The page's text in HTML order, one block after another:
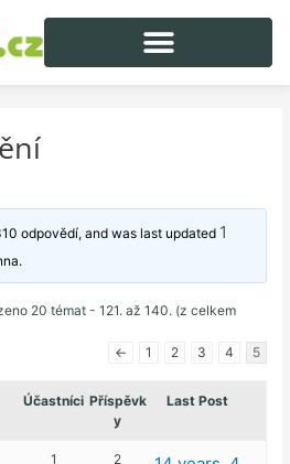
odpovědí, and was last updated 1
.
20 témat - 121. až 140. (z celkem
←
1 2 3 4 5
Účastníci Příspěvk
y
Last Post
1 2